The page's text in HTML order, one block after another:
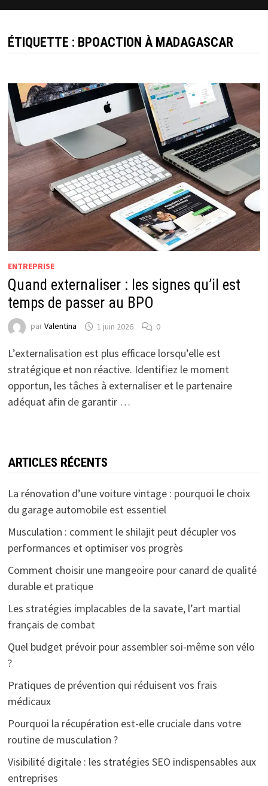
ÉTIQUETTE : BPOACTION À MADAGASCAR
ENTREPRISE
Quand externaliser : les signes qu’il est
temps de passer au BPO
parValentina 1 juin 2026 0
L’externalisation est plus efficace lorsqu’elle est
stratégique et non réactive. Identifiez le moment
opportun, les tâches à externaliser et le partenaire
adéquat afin de garantir …
ARTICLES RÉCENTS
La rénovation d’une voiture vintage : pourquoi le choix
du garage automobile est essentiel
Musculation : comment le shilajit peut décupler vos
performances et optimiser vos progrès
Comment choisir une mangeoire pour canard de qualité
durable et pratique
Les stratégies implacables de la savate, l’art martial
français de combat
Quel budget prévoir pour assembler soi-même son vélo
?
Pratiques de prévention qui réduisent vos frais
médicaux
Pourquoi la récupération est-elle cruciale dans votre
routine de musculation ?
Visibilité digitale : les stratégies SEO indispensables aux
entreprises